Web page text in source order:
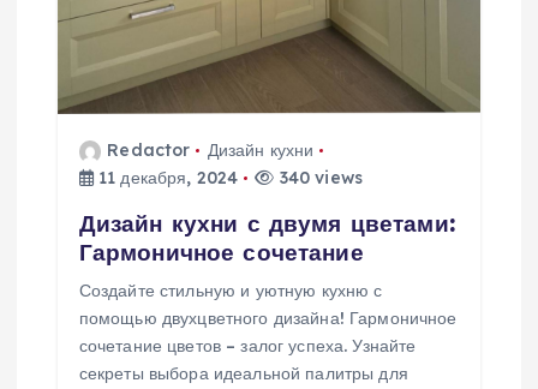
Redactor
Дизайн кухни
11 декабря, 2024
340 views
Дизайн кухни с двумя цветами:
Гармоничное сочетание
Создайте стильную и уютную кухню с
помощью двухцветного дизайна! Гармоничное
сочетание цветов – залог успеха. Узнайте
секреты выбора идеальной палитры для